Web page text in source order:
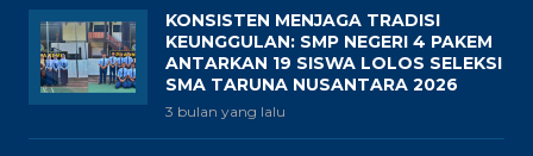
KONSISTEN MENJAGA TRADISI
KEUNGGULAN: SMP NEGERI 4 PAKEM
ANTARKAN 19 SISWA LOLOS SELEKSI
SMA TARUNA NUSANTARA 2026
3 bulan yang lalu